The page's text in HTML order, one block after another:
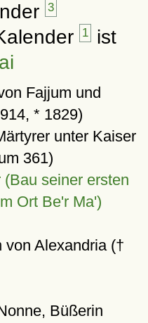
3
1 ist
Fajjum und
* 1829)
unter Kaiser
361)
seiner ersten
Ort Be'r Ma')
von Alexandria (†
Büßerin